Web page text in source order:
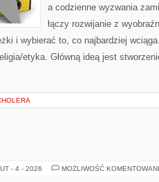
a codzienne wyzwania
łączy rozwijanie z
i wybierać to, co najbardziej
etyka. Główną ideą jest
- 4 - 2026 MOŻLIWOŚĆ